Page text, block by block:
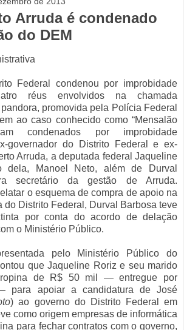
Arruda é condenado
do DEM
Federal condenou por improbidade
réus envolvidos na chamada
promovida pela Polícia Federal
ao caso conhecido como “Mensalão
condenados por improbidade
governador do Distrito Federal e ex-
Arruda, a deputada federal Jaqueline
dela, Manoel Neto, além de Durval
secretário da gestão de Arruda.
o esquema de compra de apoio na
do Distrito Federal, Durval Barbosa teve
por conta do acordo de delação
o Ministério Público.
pelo Ministério Público do
que Jaqueline Roriz e seu marido
de R$ 50 mil — entregue por
para apoiar a candidatura de José
) ao governo do Distrito Federal em
como origem empresas de informática
para fechar contratos com o governo,